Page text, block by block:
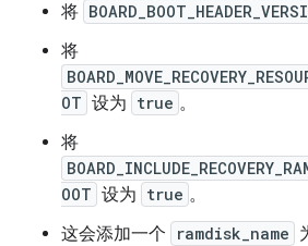
将
将
OT 设为 true 。
将
OOT 设为 true 。
这会添加一个
ramdisk_name